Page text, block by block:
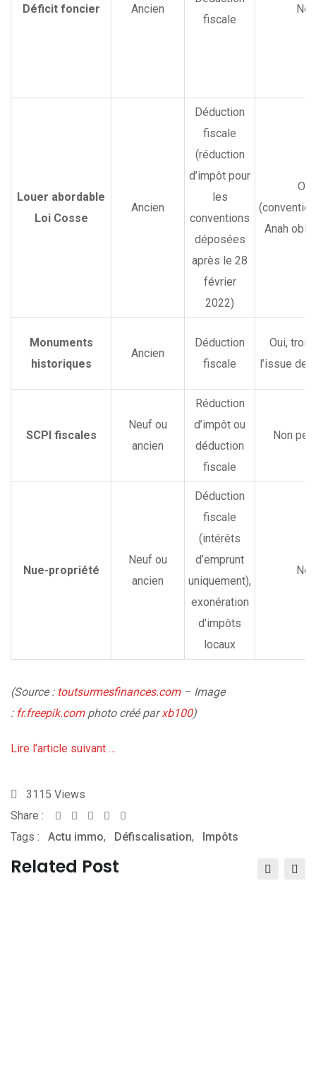
Déficit foncier Ancien
fiscale
Non
Louer abordable
Loi Cosse
Ancien
Déduction
fiscale
(réduction
d’impôt pour
les
conventions
déposées
après le 28
février
2022)
Oui
Anah
Monuments
historiques
Ancien
Déduction
fiscale
Oui, trois
l’issue
SCPI fiscales
Neuf ou
ancien
Réduction
d’impôt ou
déduction
fiscale
Non
Nue-propriété
Neuf ou
ancien
Déduction
fiscale
(intérêts
d’emprunt
uniquement),
exonération
d’impôts
locaux
Non
(Source : toutsurmesfinances.com– Image
: fr.freepik.comphoto créé parxb100)
Lire l’article suivant …
3115 Views
Share :
Whatsapp
Share
via
Email
Tags : Actu immo, Défiscalisation, Impôts
Related Post